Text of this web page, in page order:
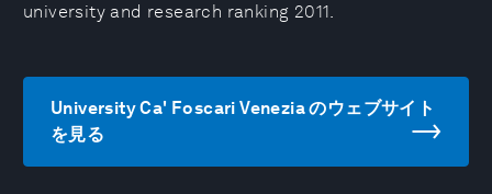
university and research ranking 2011.
University Ca' Foscari Venezia のウェブサイト
を見る